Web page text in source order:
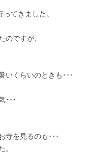
てきました。
のですが、
いくらいのときも･･･
･･･
寺を見るのも･･･
。